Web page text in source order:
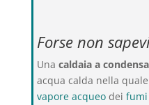
Forse non
Una caldaia a
acqua calda nella
vapore acqueodei fumi